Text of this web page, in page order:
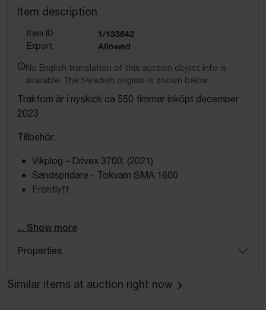
Item description
Item ID 1/133642
Export Allowed
No English translation of this auction object info is
available. The Swedish original is shown below.
Traktorn är i nyskick ca 550 timmar inköpt december
2023
Tillbehör:
Vikplog - Drivex 3700, (2021)
Sandspridare - Tokvam SMA 1600
Frontlyft
125 CVX från 2019 – en modern och mångsidig traktor
transport, lastarjobb och tyngre uppgifter i fält.
... Show more
Properties
Similar items at auction right now